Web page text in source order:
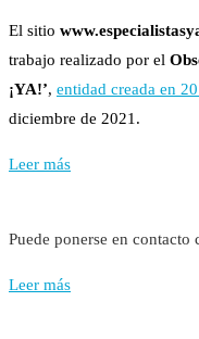
El sitio
trabajo realizado por el
¡YA!’, entidad creada en
diciembre de 2021.
Leer más
Puede ponerse en contacto
Leer más